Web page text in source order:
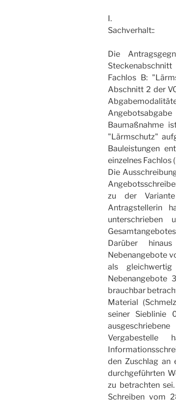
I.
Sachverhalt::
Die
Fachlos B:
Abschnitt 2 der
Baumaßnahme
"Lärmschutz"
Bauleistungen
einzelnes Fachlos
Die
zu der
Antragstellerin
Darüber
Nebenangebote
als
brauchbar
Material
seiner Sieblinie
den Zuschlag an
durchgeführten
zu betrachten
Schreiben vom